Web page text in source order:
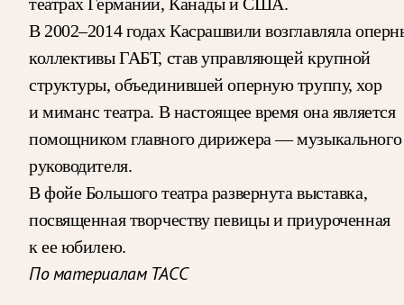
В 2002–2014 годах Касрашвили возглавляла
коллективы ГАБТ, став управляющей крупной
структуры, объединившей оперную труппу, хор
и миманс театра. В настоящее время она является
помощником главного дирижера — музыкального
руководителя.
В фойе Большого театра развернута выставка,
посвященная творчеству певицы и приуроченная
к ее юбилею.
По материалам ТАСС